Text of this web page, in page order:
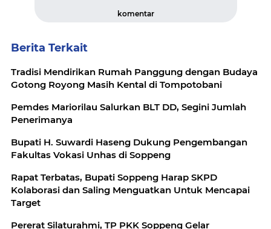
komentar
Berita Terkait
Tradisi Mendirikan Rumah Panggung dengan Budaya
Gotong Royong Masih Kental di Tompotobani
Pemdes Mariorilau Salurkan BLT DD, Segini Jumlah
Penerimanya
Bupati H. Suwardi Haseng Dukung Pengembangan
Fakultas Vokasi Unhas di Soppeng
Rapat Terbatas, Bupati Soppeng Harap SKPD
Kolaborasi dan Saling Menguatkan Untuk Mencapai
Target
Pererat Silaturahmi, TP PKK Soppeng Gelar